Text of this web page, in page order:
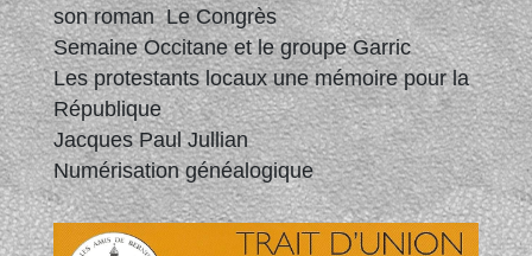
son roman Le Congrès
Semaine Occitane et le groupe Garric
Les protestants locaux une mémoire pour la
République
Jacques Paul Jullian
Numérisation généalogique